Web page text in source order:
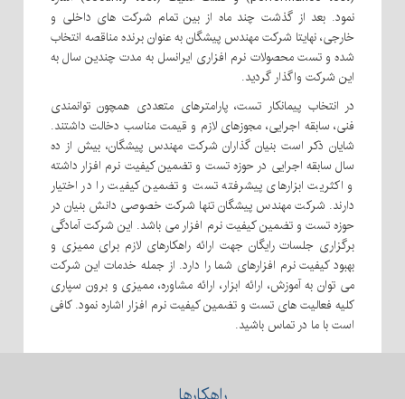
نمود. بعد از گذشت چند ماه از بین تمام شرکت های داخلی و
خارجی، نهایتا شرکت مهندس پیشگان به عنوان برنده مناقصه انتخاب
شده و تست محصولات نرم افزاری ایرانسل به مدت چندین سال به
این شرکت واگذار گردید.
در انتخاب پیمانکار تست، پارامترهای متعددی همچون توانمندی
فنی، سابقه اجرایی، مجوزهای لازم و قیمت مناسب دخالت داشتند.
شایان ذکر است بنیان گذاران شرکت مهندس پیشگان، بیش از ده
سال سابقه اجرایی در حوزه تست و تضمین کیفیت نرم افزار داشته
و اکثریت ابزارهای پیشرفته تست و تضمین کیفیت را در اختیار
دارند. شرکت مهندس پیشگان تنها شرکت خصوصی دانش بنیان در
حوزه تست و تضمین کیفیت نرم افزار می باشد. این شرکت آمادگی
برگزاری جلسات رایگان جهت ارائه راهکارهای لازم برای ممیزی و
بهبود کیفیت نرم افزارهای شما را دارد. از جمله خدمات این شرکت
می توان به آموزش، ارائه ابزار، ارائه مشاوره، ممیزی و برون سپاری
کلیه فعالیت های تست و تضمین کیفیت نرم افزار اشاره نمود. کافی
است با ما در تماس باشید.